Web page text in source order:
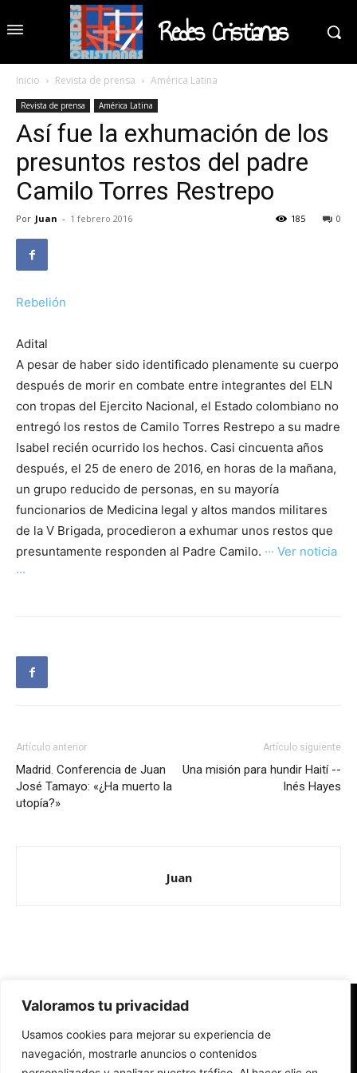
Valoramos tu privacidad
Usamos cookies para mejorar su experiencia de
navegación, mostrarle anuncios o contenidos
Redes Cristianas
Inicio Revista de prensa América Latina
Revista de prensa América Latina
Así fue la exhumación de los
presuntos restos del padre
Camilo Torres Restrepo
Por Juan - 1 febrero 2016 0
185
Rebelión
Adital
A pesar de haber sido identificado plenamente su cuerpo
después de morir en combate entre integrantes del ELN
con tropas del Ejercito Nacional, el Estado colombiano no
entregó los restos de Camilo Torres Restrepo a su madre
Isabel recién ocurrido los hechos. Casi cincuenta años
después, el 25 de enero de 2016, en horas de la mañana,
un grupo reducido de personas, en su mayoría
funcionarios de Medicina legal y altos mandos militares
de la V Brigada, procedieron a exhumar unos restos que
presuntamente responden al Padre Camilo. ··· Ver noticia
···
Artículo anterior
Madrid. Conferencia de Juan
José Tamayo: «¿Ha muerto la
utopía?»
Artículo siguiente
Una misión para hundir Haití --
Inés Hayes
Juan
Redes Cristianas
Una mirada alternativa sobre la Iglesia católica y la sociedad
- Colectivos de Redes Cristianas